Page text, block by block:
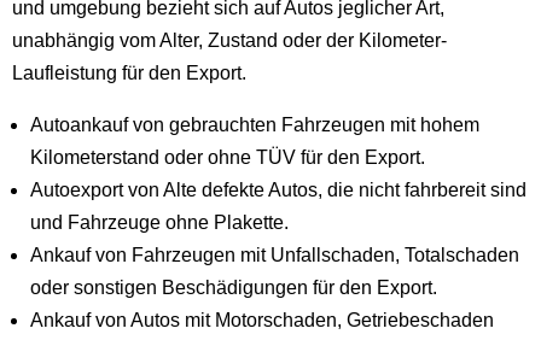
und umgebung bezieht sich auf Autos jeglicher Art,
unabhängig vom Alter, Zustand oder der Kilometer-
Laufleistung für den Export.
Autoankauf von gebrauchten Fahrzeugen mit hohem
Kilometerstand oder ohne TÜV für den Export.
Autoexport von Alte defekte Autos, die nicht fahrbereit sind
und Fahrzeuge ohne Plakette.
Ankauf von Fahrzeugen mit Unfallschaden, Totalschaden
oder sonstigen Beschädigungen für den Export.
Ankauf von Autos mit Motorschaden, Getriebeschaden